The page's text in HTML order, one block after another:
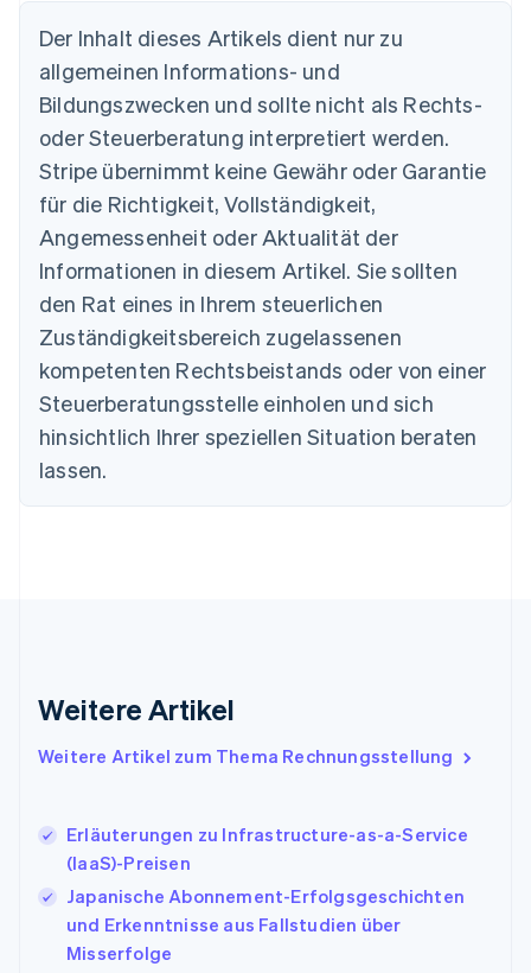
Der Inhalt dieses Artikels dient nur zu
allgemeinen Informations- und
Bildungszwecken und sollte nicht als Rechts-
oder Steuerberatung interpretiert werden.
Stripe übernimmt keine Gewähr oder Garantie
für die Richtigkeit, Vollständigkeit,
Angemessenheit oder Aktualität der
Informationen in diesem Artikel. Sie sollten
den Rat eines in Ihrem steuerlichen
Zuständigkeitsbereich zugelassenen
kompetenten Rechtsbeistands oder von einer
Steuerberatungsstelle einholen und sich
hinsichtlich Ihrer speziellen Situation beraten
lassen.
Weitere Artikel
Weitere Artikel zum Thema Rechnungsstellung
Erläuterungen zu Infrastructure-as-a-Service
(IaaS)-Preisen
Japanische Abonnement-Erfolgsgeschichten
und Erkenntnisse aus Fallstudien über
Misserfolge
Australien
English
Belgien
Nederlands Français Deutsch English
Brasilien
PortuguêsEnglish
English
Dänemark
English
Deutschland
Deutsch English
Estland
Festlandchina
简体中文English
Finnland
English
Frankreich
Irland
Italien
日本語English
English Français
Kroatien
EnglishItaliano
Lettland